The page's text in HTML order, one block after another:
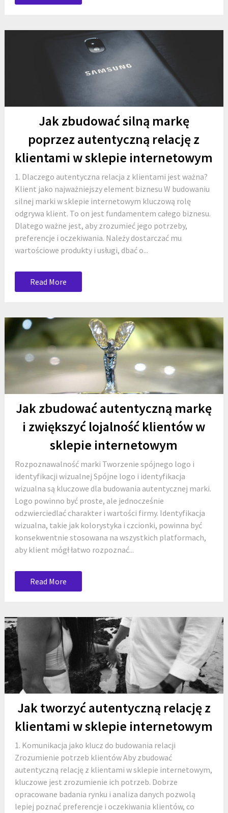
Jak zbudować silną markę
poprzez autentyczną relację z
klientami w sklepie internetowym
1. Dlaczego autentyczna relacja z klientami jest ważna?
Klient jako najważniejszy element biznesu W budowaniu
silnej marki w sklepie internetowym kluczową rolę
odgrywa klient. To on jest fundamentem całego biznesu.
Dlatego ważne jest, aby zrozumieć jego potrzeby,
preferencje i oczekiwania. Należy dostarczać mu
wartościowe produkty i usługi, dbać o...
Read More
Jak zbudować autentyczną markę
i zwiększyć lojalność klientów w
sklepie internetowym
Rozpoznawalność marki Tworzenie spójnego logo i
identyfikacji wizualnej Spójne logo i identyfikacja
wizualna są kluczowe dla budowania autentycznej marki.
Logo powinno być proste, ale jednocześnie
odzwierciedlać charakter i wartości firmy. Identyfikacja
wizualna, takie jak kolorystyka i czcionki, powinna być
konsekwentnie stosowana na wszystkich platformach,
aby klient mógł łatwo rozpoznać...
Read More
Jak tworzyć autentyczną relację z
klientami w sklepie internetowym
1. Komunikacja jako klucz do budowania relacji
Zrozumienie potrzeb klientów Aby zbudować
autentyczną relację z klientami w sklepie internetowym,
kluczowe jest zrozumienie ich potrzeb. Dobrze
opracowane badania rynku i analiza danych pozwolą
lepiej poznać preferencje i oczekiwania klientów, co